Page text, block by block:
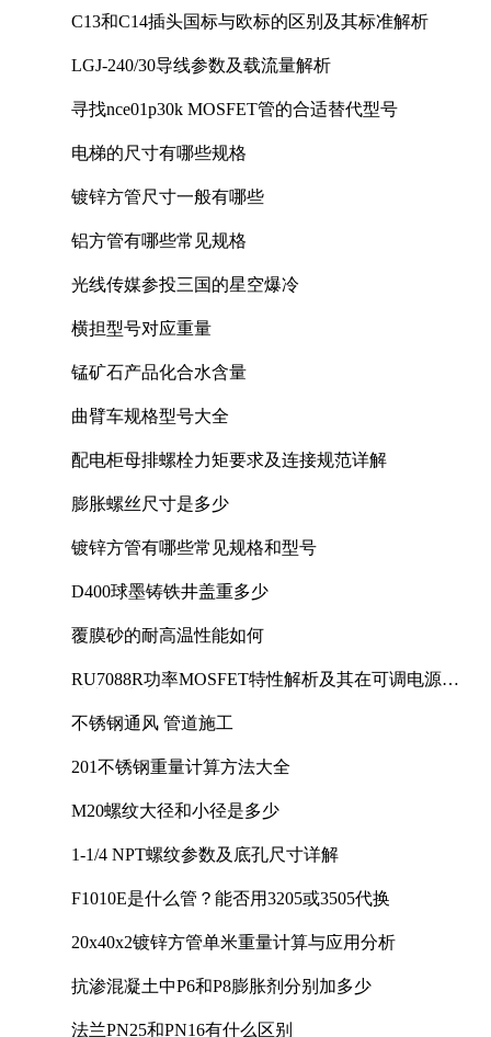
C13和C14插头国标与欧标的区别及其标准解析
LGJ-240/30导线参数及载流量解析
寻找nce01p30k MOSFET管的合适替代型号
电梯的尺寸有哪些规格
镀锌方管尺寸一般有哪些
铝方管有哪些常见规格
光线传媒参投三国的星空爆冷
横担型号对应重量
锰矿石产品化合水含量
曲臂车规格型号大全
配电柜母排螺栓力矩要求及连接规范详解
膨胀螺丝尺寸是多少
镀锌方管有哪些常见规格和型号
D400球墨铸铁井盖重多少
覆膜砂的耐高温性能如何
RU7088R功率MOSFET特性解析及其在可调电源设
不锈钢通风 管道施工
201不锈钢重量计算方法大全
M20螺纹大径和小径是多少
1-1/4 NPT螺纹参数及底孔尺寸详解
F1010E是什么管？能否用3205或3505代换
20x40x2镀锌方管单米重量计算与应用分析
抗渗混凝土中P6和P8膨胀剂分别加多少
法兰PN25和PN16有什么区别